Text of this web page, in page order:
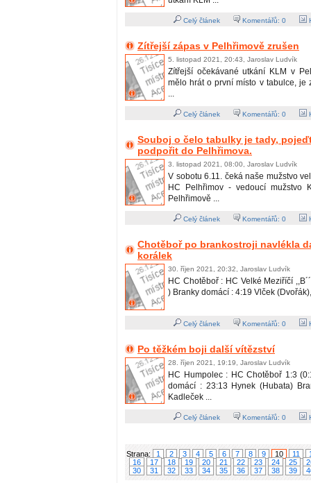
Celý článek Komentářů: 0
Zítřejší zápas v Pelhřimově zrušen
5. listopad 2021, 20:43, Jaroslav Ludvík
Zítřejší očekávané utkání KLM v
mělo hrát o první místo v tabulce, je
...
Celý článek Komentářů: 0
Souboj o čelo tabulky je tady,
podpořit do Pelhřimova.
3. listopad 2021, 08:00, Jaroslav Ludvík
V sobotu 6.11. čeká naše mužstvo
HC Pelhřimov - vedoucí mužstvo
Pelhřimově ...
Celý článek Komentářů: 0
Chotěboř po brankostroji navlékla
korálek
30. říjen 2021, 20:32, Jaroslav Ludvík
HC Chotěboř : HC Velké Meziříčí
) Branky domácí : 4:19 Vlček
Celý článek Komentářů: 0
Po těžkém boji další vítězství
28. říjen 2021, 19:19, Jaroslav Ludvík
HC Humpolec : HC Chotěboř 1:3
domácí : 23:13 Hynek (Hubata)
Kadleček ...
Celý článek Komentářů: 0
Strana: 1 2 3 4 5 6 7 8 9 10 11
16
17 18 19 20 21 22 23 24 25
30
31 32 33 34 35 36 37 38 39